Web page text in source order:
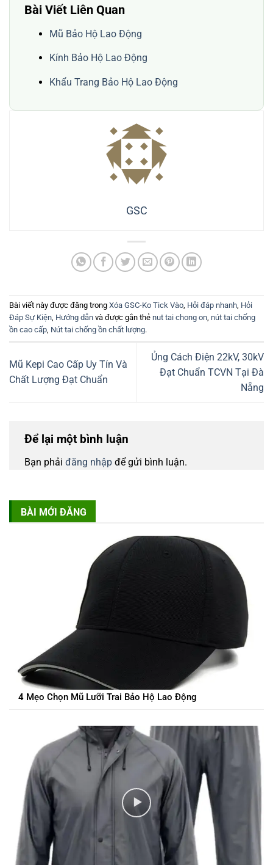
Bài Viết Liên Quan
Mũ Bảo Hộ Lao Động
Kính Bảo Hộ Lao Động
Khẩu Trang Bảo Hộ Lao Động
GSC
Bài viết này được đăng trong Xóa GSC-Ko Tick Vào, Hỏi đáp nhanh, Hỏi
Đáp Sự Kiện, Hướng dẫn và được gắn thẻ nut tai chong on, nút tai chống
ồn cao cấp, Nút tai chống ồn chất lượng.
Mũ Kepi Cao Cấp Uy Tín Và
Chất Lượng Đạt Chuẩn
Ủng Cách Điện 22kV, 30kV
Đạt Chuẩn TCVN Tại Đà
Nẵng
Để lại một bình luận
Bạn phải đăng nhập để gửi bình luận.
BÀI MỚI ĐĂNG
4 Mẹo Chọn Mũ Lưỡi Trai Bảo Hộ Lao Động